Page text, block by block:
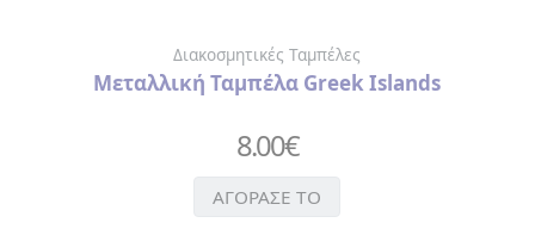
Διακοσμητικές Ταμπέλες
Μεταλλική Ταμπέλα Greek Islands
8.00€
ΑΓΟΡΑΣΕ ΤΟ